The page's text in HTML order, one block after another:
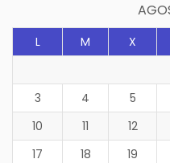
L M X
3
4 5
10
11 12
17
18 19